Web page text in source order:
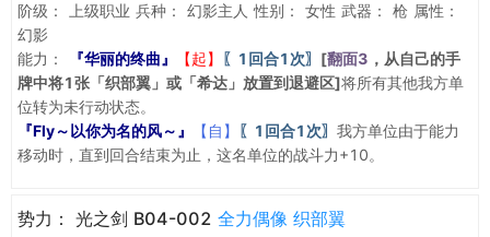
阶级：
上级职业 兵种： 幻影主人 性别： 女性 武器： 枪 属性：
幻影
能力：
『华丽的终曲』 【起】 〖1回合1次〗 [翻面3 ，从自己的手
牌中将1张「织部翼」或「希达」放置到退避区]将所有其他我方单
位转为未行动状态。
『Fly～以你为名的风～』
【自】 〖1回合1次〗 我方单位由于能力
移动时，直到回合结束为止，这名单位的战斗力+10。
势力： 光之剑 B04-002 全力偶像 织部翼